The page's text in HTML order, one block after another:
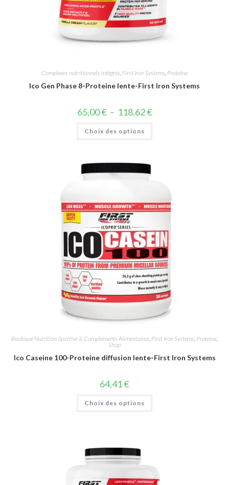
Complexes nutritionnels intégrés First Iron Systems Proteine
Ico Gen Phase 8-Proteine lente-First Iron Systems
65,00€ – 118,62€
Choix des options
Boutique Nutrition Sportive & Compléments Alimentaires, First Iron Systems, Proteine,
Shop
Ico Caseine 100-Proteine diffusion lente-First Iron Systems
64,41€
Choix des options